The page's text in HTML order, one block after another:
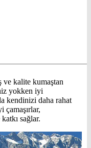
ve kalite kumaştan
yokken iyi
kendinizi daha rahat
çamaşırlar,
sağlar.